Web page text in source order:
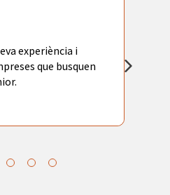
experiència i
que busquen